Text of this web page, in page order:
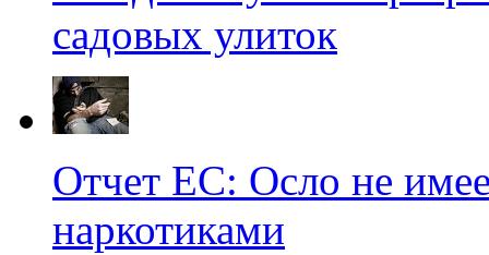
садовых улиток
Отчет ЕС: Осло не
наркотиками